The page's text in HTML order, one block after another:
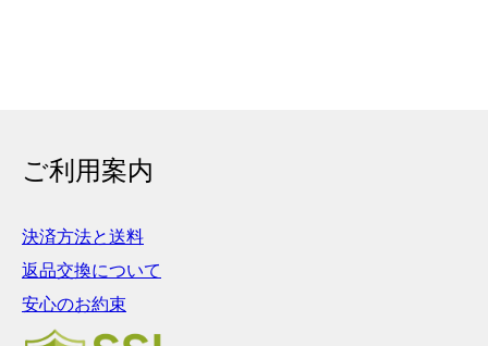
ご利用案内
決済方法と送料
返品交換について
安心のお約束